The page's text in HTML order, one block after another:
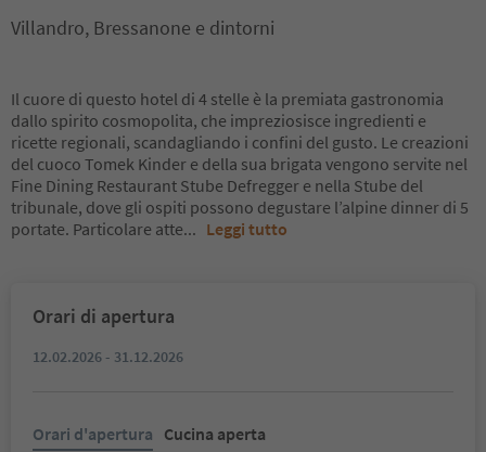
Villandro, Bressanone e dintorni
Il cuore di questo hotel di 4 stelle è la premiata gastronomia
dallo spirito cosmopolita, che impreziosisce ingredienti e
ricette regionali, scandagliando i confini del gusto. Le creazioni
del cuoco Tomek Kinder e della sua brigata vengono servite nel
Fine Dining Restaurant Stube Defregger e nella Stube del
tribunale, dove gli ospiti possono degustare l’alpine dinner di 5
portate. Particolare atte... Leggi tutto
Orari di apertura
12.02.2026 - 31.12.2026
Orari d'apertura Cucina aperta